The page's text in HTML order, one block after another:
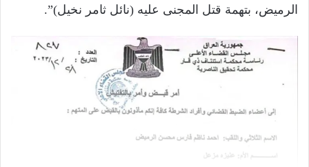
الرميض، بتهمة قتل المجنى عليه (نائل ثامر نخيل)”.